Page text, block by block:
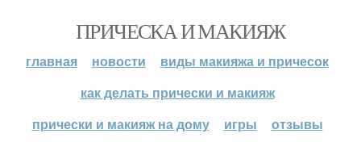
ПРИЧЕСКА И МАКИЯЖ
главная новости
виды макияжа и причесок
как делать прически и макияж
прически и макияж на дому
игры отзывы